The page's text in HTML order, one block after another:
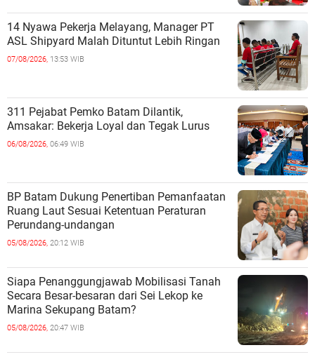
14 Nyawa Pekerja Melayang, Manager PT
ASL Shipyard Malah Dituntut Lebih Ringan
07/08/2026, 13:53 WIB
311 Pejabat Pemko Batam Dilantik,
Amsakar: Bekerja Loyal dan Tegak Lurus
06/08/2026, 06:49 WIB
BP Batam Dukung Penertiban Pemanfaatan
Ruang Laut Sesuai Ketentuan Peraturan
Perundang-undangan
05/08/2026, 20:12 WIB
Siapa Penanggungjawab Mobilisasi Tanah
Secara Besar-besaran dari Sei Lekop ke
Marina Sekupang Batam?
05/08/2026, 20:47 WIB